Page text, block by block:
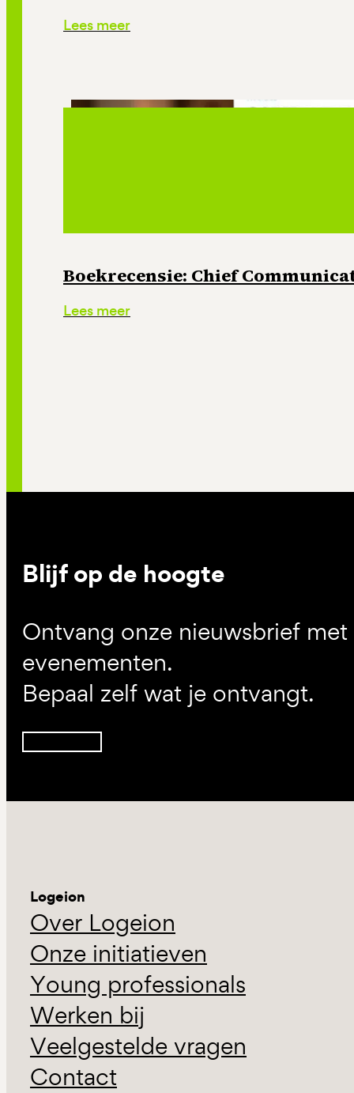
Lees meer
Boekrecensie: Chief
Lees meer
Blijf op de hoogte
Ontvang onze nieuwsbrief
evenementen.
Bepaal zelf wat je ontvangt.
Logeion
Over Logeion
Onze initiatieven
Young professionals
Werken bij
Veelgestelde vragen
Contact